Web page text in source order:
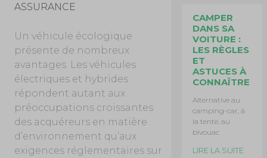
ASSURANCE
Un véhicule écologique
présente de nombreux
avantages. Les véhicules
électriques et hybrides
répondent autant aux
préoccupations croissantes
des acquéreurs en matière
d’environnement qu’aux
exigences réglementaires sur
CAMPER
DANS SA
VOITURE :
LES RÈGLES
ET
ASTUCES À
CONNAÎTRE
Alternative au
camping-car, à
la tente, au
bivouac
LIRE LA SUITE